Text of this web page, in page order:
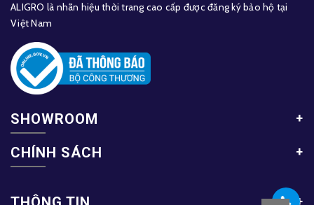
ALIGRO là nhãn hiệu thời trang cao cấp được đăng ký bảo hộ tại
Việt Nam
SHOWROOM
CHÍNH SÁCH